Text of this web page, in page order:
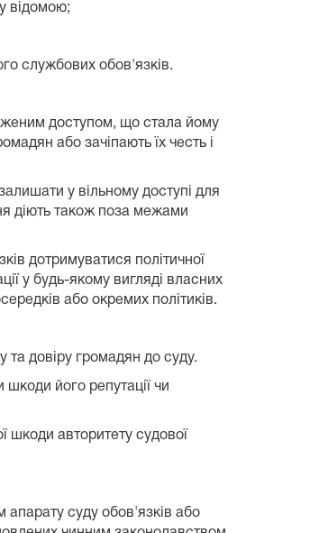
відомою;
службових обов'язків.
доступом, що стала йому
або зачіпають їх честь і
у вільному доступі для
діють також поза межами
дотримуватися політичної
у будь-якому вигляді власних
або окремих політиків.
та довіру громадян до суду.
його репутації чи
шкоди авторитету судової
суду обов'язків або